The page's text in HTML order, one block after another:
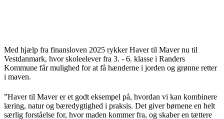
Med hjælp fra finansloven 2025 rykker Haver til Maver nu til
Vestdanmark, hvor skoleelever fra 3. - 6. klasse i Randers
Kommune får mulighed for at få hænderne i jorden og grønne retter
i maven.
”Haver til Maver er et godt eksempel på, hvordan vi kan kombinere
læring, natur og bæredygtighed i praksis. Det giver børnene en helt
særlig forståelse for, hvor maden kommer fra, og skaber en tættere